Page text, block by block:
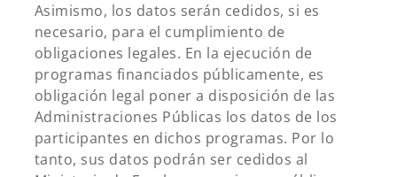
Asimismo, los datos serán cedidos, si es
necesario, para el cumplimiento de
obligaciones legales. En la ejecución de
programas financiados públicamente, es
obligación legal poner a disposición de las
Administraciones Públicas los datos de los
participantes en dichos programas. Por lo
tanto, sus datos podrán ser cedidos al